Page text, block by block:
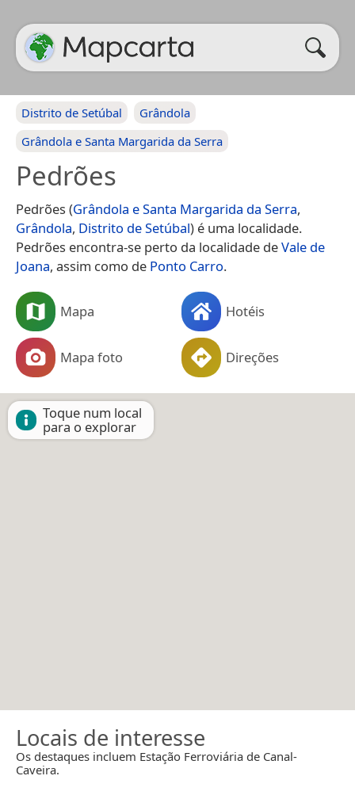
Distrito de Setúbal
Grândola
Grândola e Santa Margarida da Serra
Pedrões
Pedrões (Grândola e Santa Margarida da Serra,
Grândola, Distrito de Setúbal) é uma localidade.
Pedrões encontra-se perto da localidade deVale de
Joana, assim como de Ponto Carro.
Mapa Hotéis
Mapa foto Direções
Toque num local
para o explorar
Locais de interesse
Os destaques incluem Estação Ferroviária de Canal-
Caveira.